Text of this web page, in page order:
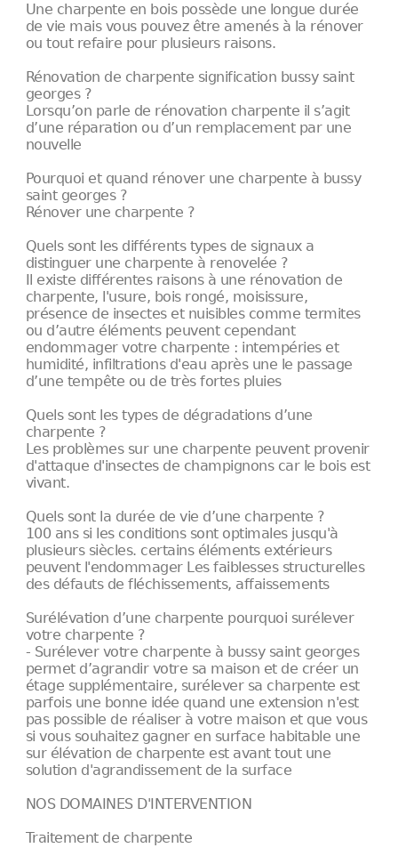
Une charpente en bois possède une longue durée
de vie mais vous pouvez être amenés à la rénover
ou tout refaire pour plusieurs raisons.
Rénovation de charpente signification bussy saint
georges ?
Lorsqu’on parle de rénovation charpente il s’agit
d’une réparation ou d’un remplacement par une
nouvelle
Pourquoi et quand rénover une charpente à bussy
saint georges ?
Rénover une charpente ?
Quels sont les différents types de signaux a
distinguer une charpente à renovelée ?
Il existe différentes raisons à une rénovation de
charpente, l'usure, bois rongé, moisissure,
présence de insectes et nuisibles comme termites
ou d’autre éléments peuvent cependant
endommager votre charpente : intempéries et
humidité, infiltrations d'eau après une le passage
d’une tempête ou de très fortes pluies
Quels sont les types de dégradations d’une
charpente ?
Les problèmes sur une charpente peuvent provenir
d'attaque d'insectes de champignons car le bois est
vivant.
Quels sont la durée de vie d’une charpente ?
100 ans si les conditions sont optimales jusqu'à
plusieurs siècles. certains éléments extérieurs
peuvent l'endommager Les faiblesses structurelles
des défauts de fléchissements, affaissements
Surélévation d’une charpente pourquoi surélever
votre charpente ?
- Surélever votre charpente à bussy saint georges
permet d’agrandir votre sa maison et de créer un
étage supplémentaire, surélever sa charpente est
parfois une bonne idée quand une extension n'est
pas possible de réaliser à votre maison et que vous
si vous souhaitez gagner en surface habitable une
sur élévation de charpente est avant tout une
solution d'agrandissement de la surface
NOS DOMAINES D'INTERVENTION
Traitement de charpente